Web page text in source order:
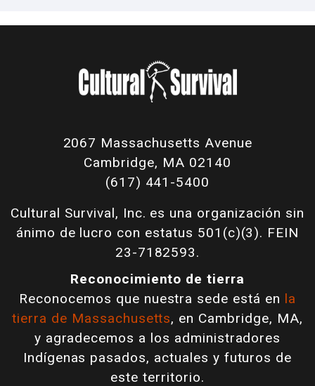
2067 Massachusetts Avenue
Cambridge, MA 02140
(617) 441-5400
Cultural Survival, Inc. es una organización sin
ánimo de lucro con estatus 501(c)(3). FEIN
23-7182593.
Reconocimiento de tierra
Reconocemos que nuestra sede está en la
tierra de Massachusetts, en Cambridge, MA,
y agradecemos a los administradores
Indígenas pasados, actuales y futuros de
este territorio.